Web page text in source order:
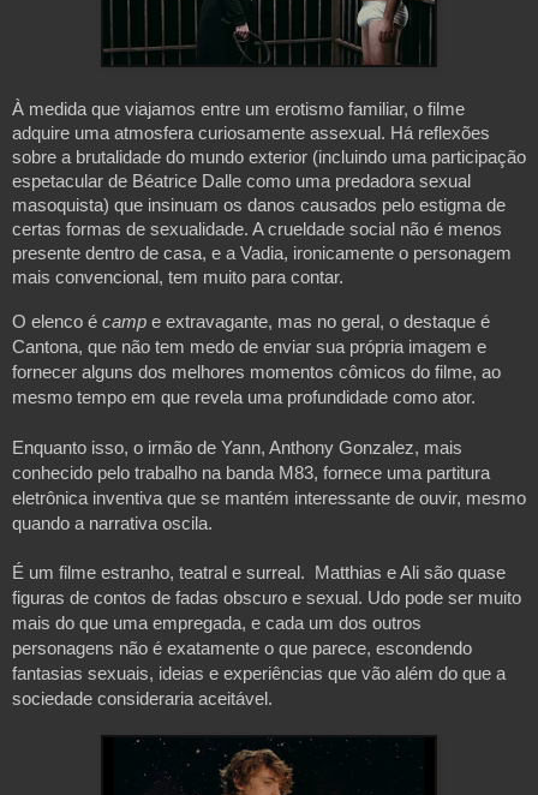
À medida que viajamos entre um erotismo familiar, o filme
adquire uma atmosfera curiosamente assexual. Há reflexões
sobre a brutalidade do mundo exterior (incluindo uma participação
espetacular de Béatrice Dalle como uma predadora sexual
masoquista) que insinuam os danos causados ​​pelo estigma de
certas formas de sexualidade. A crueldade social não é menos
presente dentro de casa, e a Vadia, ironicamente o personagem
mais convencional, tem muito para contar.
O elenco é camp e extravagante, mas no geral, o destaque é
Cantona, que não tem medo de enviar sua própria imagem e
fornecer alguns dos melhores momentos cômicos do filme, ao
mesmo tempo em que revela uma profundidade como ator.
Enquanto isso, o irmão de Yann, Anthony Gonzalez, mais
conhecido pelo trabalho na banda M83, fornece uma partitura
eletrônica inventiva que se mantém interessante de ouvir, mesmo
quando a narrativa oscila.
É um filme estranho, teatral e surreal.  Matthias e Ali são quase
figuras de contos de fadas obscuro e sexual. Udo pode ser muito
mais do que uma empregada, e cada um dos outros
personagens não é exatamente o que parece, escondendo
fantasias sexuais, ideias e experiências que vão além do que a
sociedade consideraria aceitável.